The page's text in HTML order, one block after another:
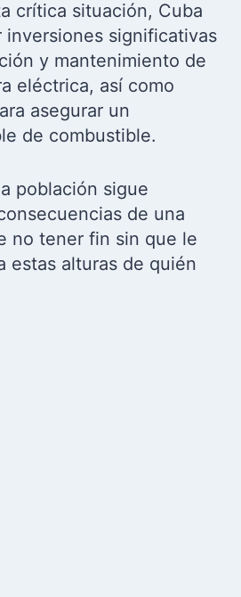
crítica situación, Cuba
inversiones significativas
y mantenimiento de
eléctrica, así como
asegurar un
de combustible.
población sigue
de una
no tener fin sin que le
estas alturas de quién